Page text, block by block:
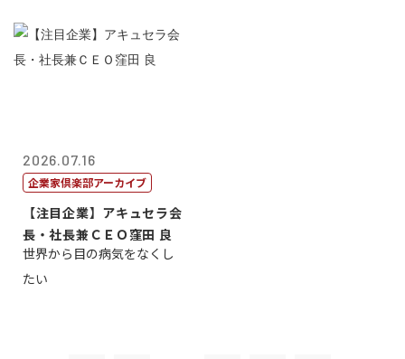
2026.07.16
企業家倶楽部アーカイブ
【注目企業】アキュセラ会
長・社長兼ＣＥＯ窪田 良
世界から目の病気をなくし
たい